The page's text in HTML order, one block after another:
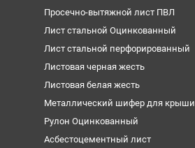
Просечно-вытяжной лист ПВЛ
Лист стальной Оцинкованный
Лист стальной перфорированный
Листовая черная жесть
Листовая белая жесть
Металлический шифер для крыши
Рулон Оцинкованный
Асбестоцементный лист